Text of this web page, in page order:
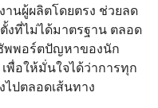
านผู้ผลิตโดยตรง ช่วยลด
ที่ไม่ได้มาตรฐาน ตลอด
พพอร์ตปัญหาของนัก
พื่อให้มั่นใจได้ว่าการทุก
ปตลอดเส้นทาง